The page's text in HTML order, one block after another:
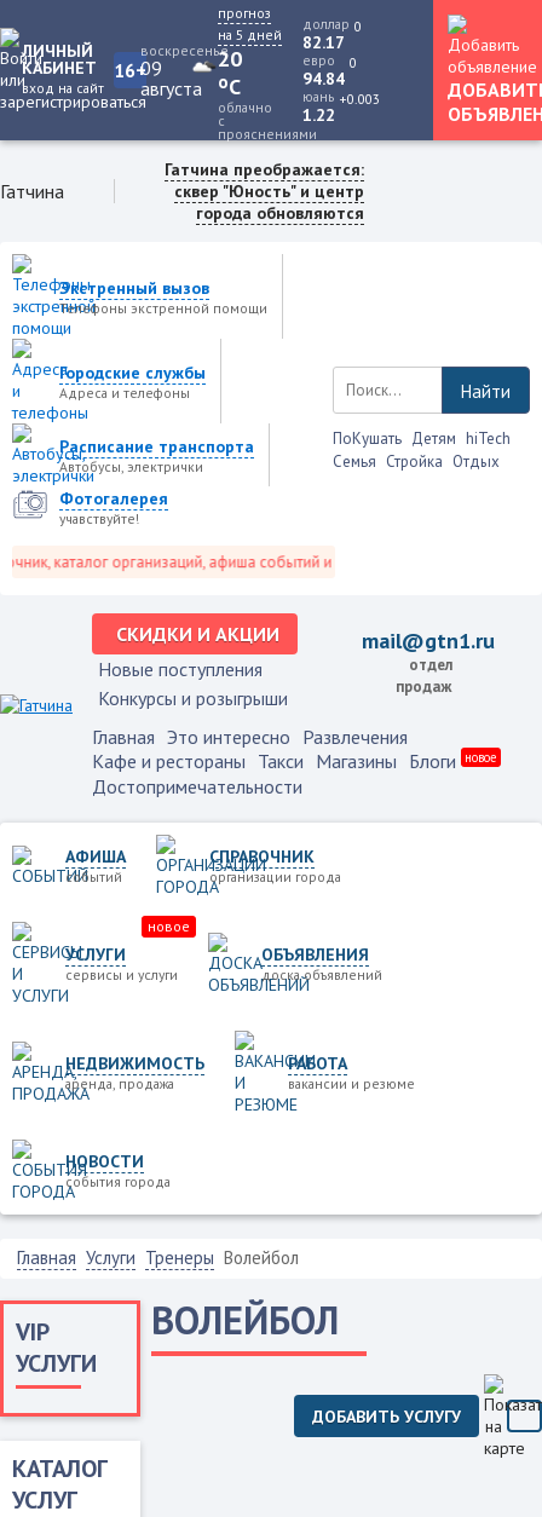
ЛИЧНЫЙ
КАБИНЕТ
вход на сайт
16+
воскресенье
09
августа
прогноз
на 5 дней
20
oC
облачно
с
прояснениями
доллар
82.17
0
евро
94.84
0
юань
1.22
+0.003
Гатчина
Гатчина преображается:
сквер "Юность" и центр
города обновляются
Экстренный вызов
Телефоны экстренной помощи
Городские службы
Адреса и телефоны
Расписание транспорта
Автобусы, электрички
Фотогалерея
учавствуйте!
каталог организаций, афиша событий и не только это.
Найти
ПоКушать Детям hiTech
Семья Стройка Отдых
СКИДКИ И АКЦИИ
Новые поступления
Конкурсы и розыгрыши
mail@gtn1.ru
отдел
продаж
Главная Это интересно Развлечения
Кафе и рестораны Такси Магазины Блоги новое
Достопримечательности
АФИША
событий
СПРАВОЧНИК
организации города
УСЛУГИ
сервисы и услуги
новое
ОБЪЯВЛЕНИЯ
доска объявлений
НЕДВИЖИМОСТЬ
аренда, продажа
РАБОТА
вакансии и резюме
НОВОСТИ
события города
Главная Услуги Тренеры Волейбол
VIP
УСЛУГИ
КАТАЛОГ
УСЛУГ
ВОЛЕЙБОЛ
ДОБАВИТЬ УСЛУГУ